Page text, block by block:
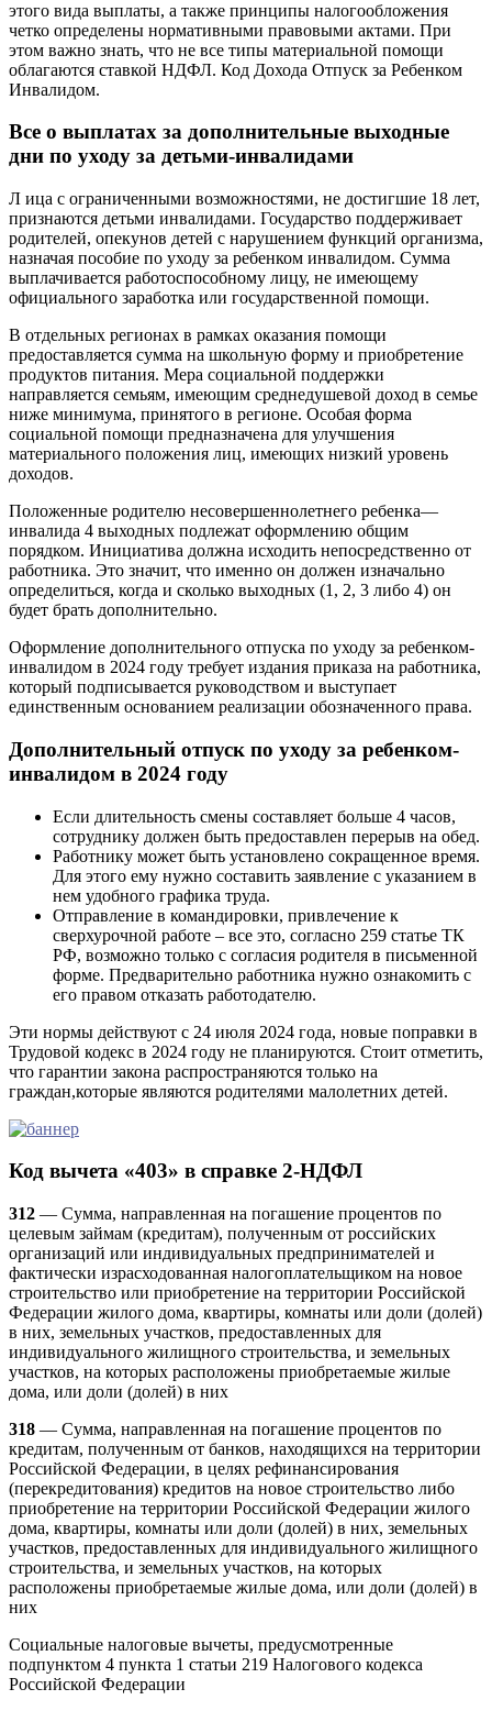
этого вида выплаты, а также принципы налогообложения
четко определены нормативными правовыми актами. При
этом важно знать, что не все типы материальной помощи
облагаются ставкой НДФЛ. Код Дохода Отпуск за Ребенком
Инвалидом.
Все о выплатах за дополнительные выходные
дни по уходу за детьми-инвалидами
Л ица с ограниченными возможностями, не достигшие 18 лет,
признаются детьми инвалидами. Государство поддерживает
родителей, опекунов детей с нарушением функций организма,
назначая пособие по уходу за ребенком инвалидом. Сумма
выплачивается работоспособному лицу, не имеющему
официального заработка или государственной помощи.
В отдельных регионах в рамках оказания помощи
предоставляется сумма на школьную форму и приобретение
продуктов питания. Мера социальной поддержки
направляется семьям, имеющим среднедушевой доход в семье
ниже минимума, принятого в регионе. Особая форма
социальной помощи предназначена для улучшения
материального положения лиц, имеющих низкий уровень
доходов.
Положенные родителю несовершеннолетнего ребенка—
инвалида 4 выходных подлежат оформлению общим
порядком. Инициатива должна исходить непосредственно от
работника. Это значит, что именно он должен изначально
определиться, когда и сколько выходных (1, 2, 3 либо 4) он
будет брать дополнительно.
Оформление дополнительного отпуска по уходу за ребенком-
инвалидом в 2024 году требует издания приказа на работника,
который подписывается руководством и выступает
единственным основанием реализации обозначенного права.
Дополнительный отпуск по уходу за ребенком-
инвалидом в 2024 году
Если длительность смены составляет больше 4 часов,
сотруднику должен быть предоставлен перерыв на обед.
Работнику может быть установлено сокращенное время.
Для этого ему нужно составить заявление с указанием в
нем удобного графика труда.
Отправление в командировки, привлечение к
сверхурочной работе – все это, согласно 259 статье ТК
РФ, возможно только с согласия родителя в письменной
форме. Предварительно работника нужно ознакомить с
его правом отказать работодателю.
Эти нормы действуют с 24 июля 2024 года, новые поправки в
Трудовой кодекс в 2024 году не планируются. Стоит отметить,
что гарантии закона распространяются только на
граждан,которые являются родителями малолетних детей.
Код вычета «403» в справке 2-НДФЛ
312 — Сумма, направленная на погашение процентов по
целевым займам (кредитам), полученным от российских
организаций или индивидуальных предпринимателей и
фактически израсходованная налогоплательщиком на новое
строительство или приобретение на территории Российской
Федерации жилого дома, квартиры, комнаты или доли (долей)
в них, земельных участков, предоставленных для
индивидуального жилищного строительства, и земельных
участков, на которых расположены приобретаемые жилые
дома, или доли (долей) в них
318 — Сумма, направленная на погашение процентов по
кредитам, полученным от банков, находящихся на территории
Российской Федерации, в целях рефинансирования
(перекредитования) кредитов на новое строительство либо
приобретение на территории Российской Федерации жилого
дома, квартиры, комнаты или доли (долей) в них, земельных
участков, предоставленных для индивидуального жилищного
строительства, и земельных участков, на которых
расположены приобретаемые жилые дома, или доли (долей) в
них
Социальные налоговые вычеты, предусмотренные
подпунктом 4 пункта 1 статьи 219 Налогового кодекса
Российской Федерации